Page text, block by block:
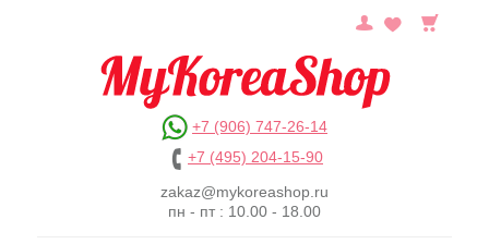
+7 (906) 747-26-14
+7 (495) 204-15-90
zakaz@mykoreashop.ru
пн - пт : 10.00 - 18.00